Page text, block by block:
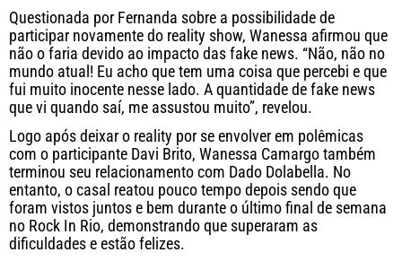
Questionada por Fernanda sobre a possibilidade de
participar novamente do reality show, Wanessa afirmou que
não o faria devido ao impacto das fake news. “Não, não no
mundo atual! Eu acho que tem uma coisa que percebi e que
fui muito inocente nesse lado. A quantidade de fake news
que vi quando saí, me assustou muito”, revelou.
Logo após deixar o reality por se envolver em polêmicas
com o participante Davi Brito, Wanessa Camargo também
terminou seu relacionamento com Dado Dolabella. No
entanto, o casal reatou pouco tempo depois sendo que
foram vistos juntos e bem durante o último final de semana
no Rock In Rio, demonstrando que superaram as
dificuldades e estão felizes.